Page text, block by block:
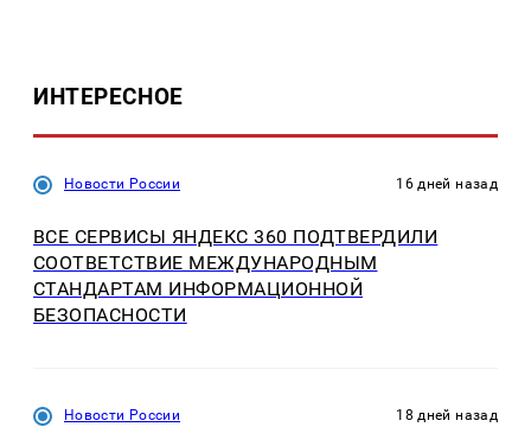
ИНТЕРЕСНОЕ
Новости России 16 дней назад
ВСЕ СЕРВИСЫ ЯНДЕКС 360 ПОДТВЕРДИЛИ
СООТВЕТСТВИЕ МЕЖДУНАРОДНЫМ
СТАНДАРТАМ ИНФОРМАЦИОННОЙ
БЕЗОПАСНОСТИ
Новости России 18 дней назад